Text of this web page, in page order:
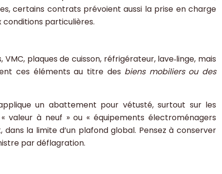
certains contrats prévoient aussi la prise en charge
conditions particulières.
plaques de cuisson, réfrigérateur, lave‑linge, mais
ces éléments au titre des biens mobiliers ou des
un abattement pour vétusté, surtout sur les
valeur à neuf » ou « équipements électroménagers
la limite d’un plafond global. Pensez à conserver
par déflagration.